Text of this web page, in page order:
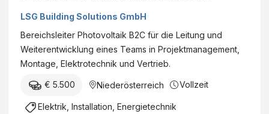
LSG Building Solutions GmbH
Bereichsleiter Photovoltaik B2C für die Leitung und
Weiterentwicklung eines Teams in Projektmanagement,
Montage, Elektrotechnik und Vertrieb.
€ 5.500 Niederösterreich Vollzeit
Elektrik, Installation, Energietechnik